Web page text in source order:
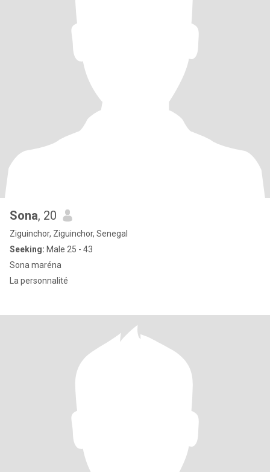
Sona, 20
Ziguinchor, Ziguinchor, Senegal
Seeking: Male 25 - 43
Sona maréna
La personnalité